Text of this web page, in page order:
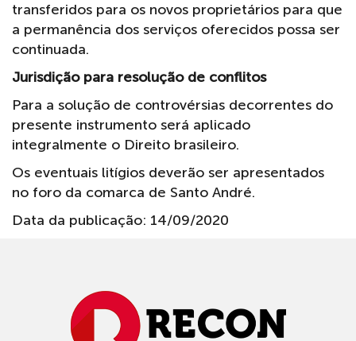
transferidos para os novos proprietários para que
a permanência dos serviços oferecidos possa ser
continuada.
Jurisdição para resolução de conflitos
Para a solução de controvérsias decorrentes do
presente instrumento será aplicado
integralmente o Direito brasileiro.
Os eventuais litígios deverão ser apresentados
no foro da comarca de Santo André.
Data da publicação: 14/09/2020